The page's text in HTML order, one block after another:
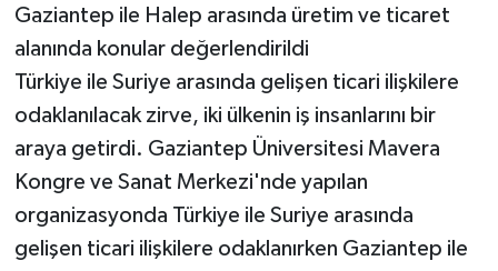
Gaziantep ile Halep arasında üretim ve ticaret
alanında konular değerlendirildi
Türkiye ile Suriye arasında gelişen ticari ilişkilere
odaklanılacak zirve, iki ülkenin iş insanlarını bir
araya getirdi. Gaziantep Üniversitesi Mavera
Kongre ve Sanat Merkezi'nde yapılan
organizasyonda Türkiye ile Suriye arasında
gelişen ticari ilişkilere odaklanırken Gaziantep ile